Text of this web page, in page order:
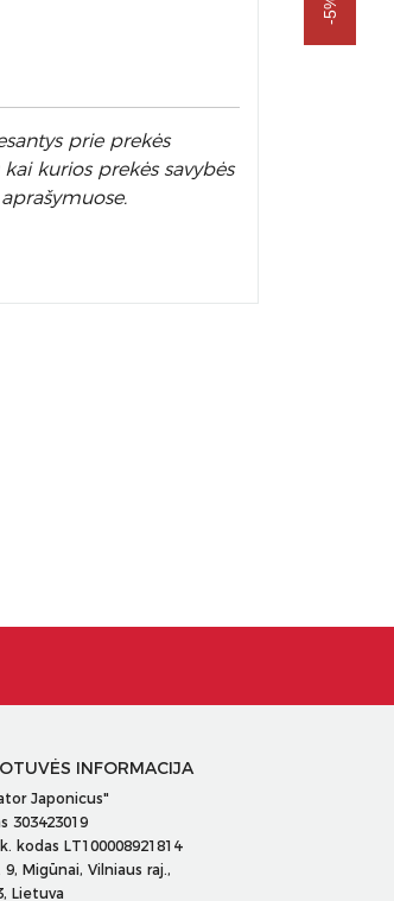
prie prekės
kurios prekės savybės
INFORMACIJA
Japonicus"
303423019
kodas LT100008921814
9, Migūnai, Vilniaus raj.,
Lietuva